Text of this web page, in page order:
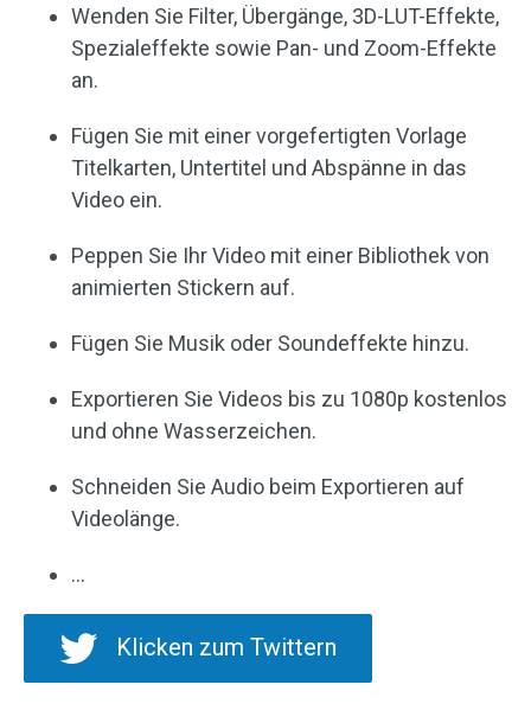
Wenden Sie Filter, Übergänge, 3D-LUT-Effekte,
Spezialeffekte sowie Pan- und Zoom-Effekte
an.
Fügen Sie mit einer vorgefertigten Vorlage
Titelkarten, Untertitel und Abspänne in das
Video ein.
Peppen Sie Ihr Video mit einer Bibliothek von
animierten Stickern auf.
Fügen Sie Musik oder Soundeffekte hinzu.
Exportieren Sie Videos bis zu 1080p kostenlos
und ohne Wasserzeichen.
Schneiden Sie Audio beim Exportieren auf
Videolänge.
…
Klicken zum Twittern